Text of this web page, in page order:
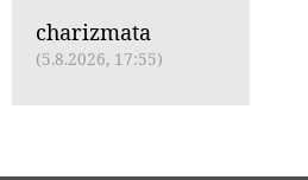
charizmata
(5.8.2026, 17:55)